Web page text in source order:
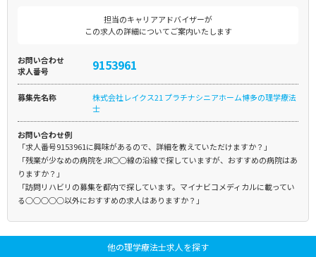
担当のキャリアアドバイザーが
この求人の詳細についてご案内いたします
お問い合わせ
求人番号
9153961
募集先名称
株式会社レイクス21 プラチナシニアホーム博多の理学療法
士
お問い合わせ例
「求人番号9153961に興味があるので、詳細を教えていただけますか？」
「残業が少なめの病院をJR○○線の沿線で探していますが、おすすめの病院はあ
りますか？」
「訪問リハビリの募集を都内で探しています。マイナビコメディカルに載ってい
る○○○○○以外におすすめの求人はありますか？」
他の理学療法士求人を探す